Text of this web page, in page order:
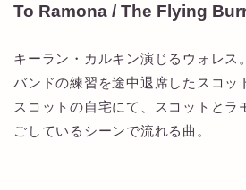
To Ramona / The Flying
キーラン・カルキン演じるウォレス。
バンドの練習を途中退席したスコッ
スコットの自宅にて、スコットとラ
ごしているシーンで流れる曲。